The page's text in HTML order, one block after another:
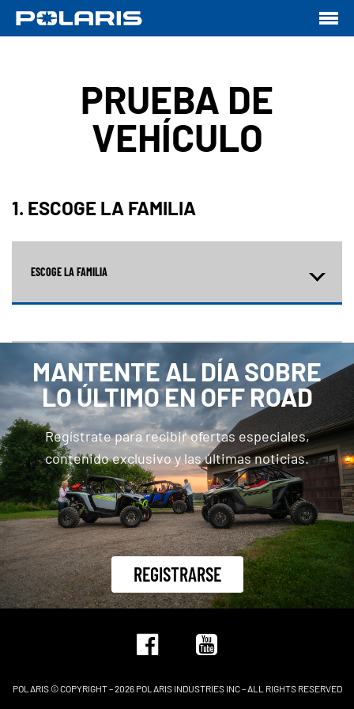
PRUEBA DE
VEHÍCULO
1. ESCOGE LA FAMILIA
ESCOGE LA FAMILIA
MANTENTE AL DÍA SOBRE
LO ÚLTIMO EN OFF ROAD
Regístrate para recibir ofertas especiales,
contenido exclusivo y las últimas noticias.
REGISTRARSE
POLARIS © COPYRIGHT – 2026 POLARIS INDUSTRIES INC – ALL RIGHTS RESERVED